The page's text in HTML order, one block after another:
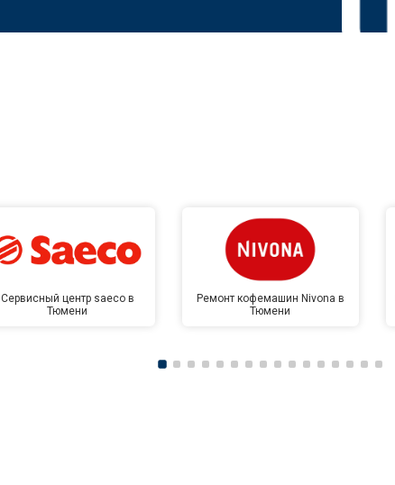
Сервисный центр saeco в
Тюмени
Ремонт кофемашин Nivona в
Тюмени